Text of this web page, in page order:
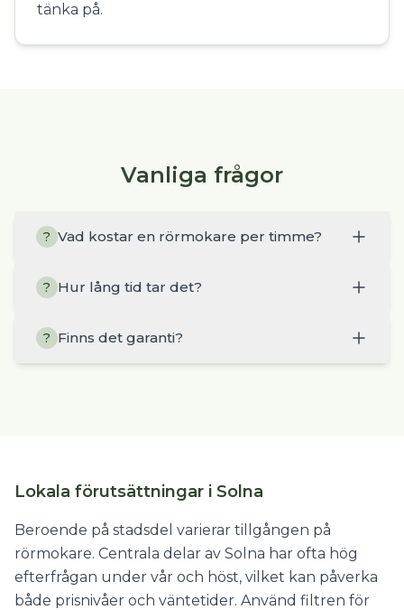
tänka på.
Vanliga frågor
? Vad kostar en rörmokare per timme?
? Hur lång tid tar det?
? Finns det garanti?
Lokala förutsättningar i Solna
Beroende på stadsdel varierar tillgången på
rörmokare. Centrala delar av Solna har ofta hög
efterfrågan under vår och höst, vilket kan påverka
både prisnivåer och väntetider. Använd filtren för